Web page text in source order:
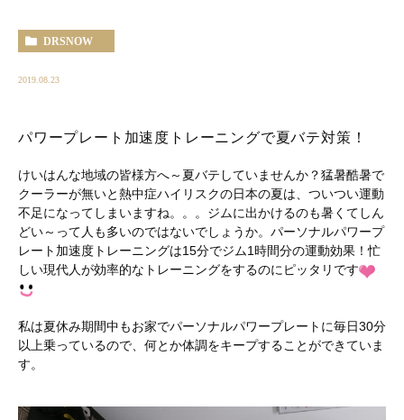
DRSNOW
2019.08.23
パワープレート加速度トレーニングで夏バテ対策！
けいはんな地域の皆様方へ～夏バテしていませんか？猛暑酷暑で
クーラーが無いと熱中症ハイリスクの日本の夏は、ついつい運動
不足になってしまいますね。。。ジムに出かけるのも暑くてしん
どい～って人も多いのではないでしょうか。パーソナルパワープ
レート加速度トレーニングは15分でジム1時間分の運動効果！忙
しい現代人が効率的なトレーニングをするのにピッタリです
私は夏休み期間中もお家でパーソナルパワープレートに毎日30分
以上乗っているので、何とか体調をキープすることができていま
す。